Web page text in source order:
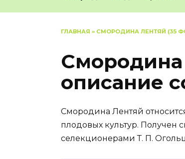
ГЛАВНАЯ » СМОРОДИНА ЛЕНТЯЙ (35
Смородина
описание
Смородина Лентяй
плодовых культур.
селекционерами Т. П.